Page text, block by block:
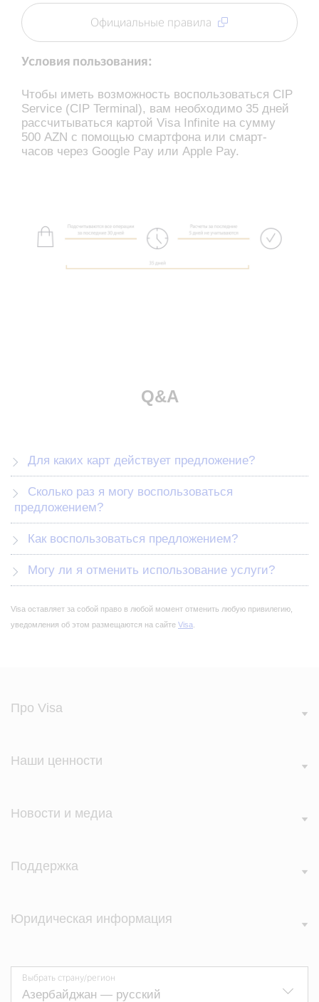
Официальные правила
Условия пользования:
Чтобы иметь возможность воспользоваться CIP
Service (CIP Terminal), вам необходимо 35 дней
рассчитываться картой Visa Infinite на cумму
500 AZN с помощью смартфона или смарт-
часов через Google Pay или Apple Pay.
Q&A
Для каких карт действует предложение?
предложением?
Как воспользоваться предложением?
Могу ли я отменить использование услуги?
Visa оставляет за собой право в любой момент отменить любую привилегию,
уведомления об этом размещаются на сайте Visa
Про Visa
Наши ценности
Новости и медиа
Поддержка
Юридическая информация
Выбрать страну/регион